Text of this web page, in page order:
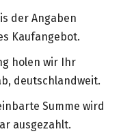
der Angaben
Kaufangebot.
holen wir Ihr
deutschlandweit.
Summe wird
ausgezahlt.